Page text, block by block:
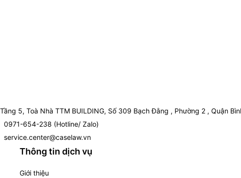
Tầng 5, Toà Nhà TTM BUILDING, Số 309 Bạch Đằng , Phường 2 , Quận
0971-654-238 (Hotline/ Zalo)
service.center@caselaw.vn
Thông tin dịch vụ
Giới thiệu